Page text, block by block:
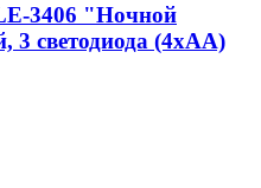
3406 "Ночной
3 светодиода (4хАА)